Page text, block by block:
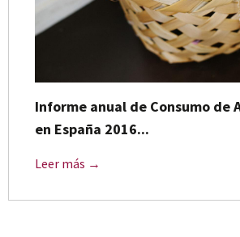
Informe anual de Consumo de
en España 2016...
Leer más →